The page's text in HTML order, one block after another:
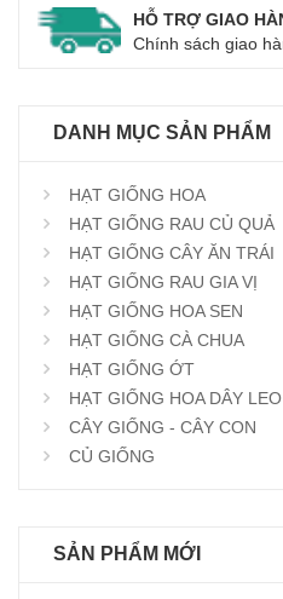
HỖ TRỢ GIAO
Chính sách giao
DANH MỤC SẢN PHẨM
HẠT GIỐNG HOA
HẠT GIỐNG RAU CỦ QUẢ
HẠT GIỐNG CÂY ĂN TRÁI
HẠT GIỐNG RAU GIA VỊ
HẠT GIỐNG HOA SEN
HẠT GIỐNG CÀ CHUA
HẠT GIỐNG ỚT
HẠT GIỐNG HOA DÂY LEO
CÂY GIỐNG - CÂY CON
CỦ GIỐNG
SẢN PHẨM MỚI